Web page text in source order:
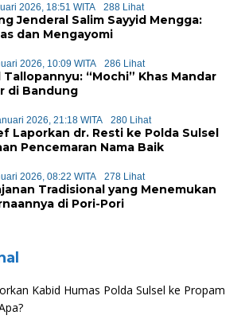
2026, 18:51 WITA 288 Lihat
Jenderal Salim Sayyid Mengga:
dan Mengayomi
2026, 10:09 WITA 286 Lihat
“Mochi” Khas Mandar
di Bandung
2026, 21:18 WITA 280 Lihat
Laporkan dr. Resti ke Polda Sulsel
Pencemaran Nama Baik
2026, 08:22 WITA 278 Lihat
Tradisional yang Menemukan
di Pori-Pori